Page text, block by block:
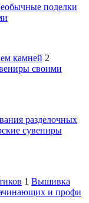
поделки
камней 2
своими
разделочных
сувениры
1 Вышивка
и профи